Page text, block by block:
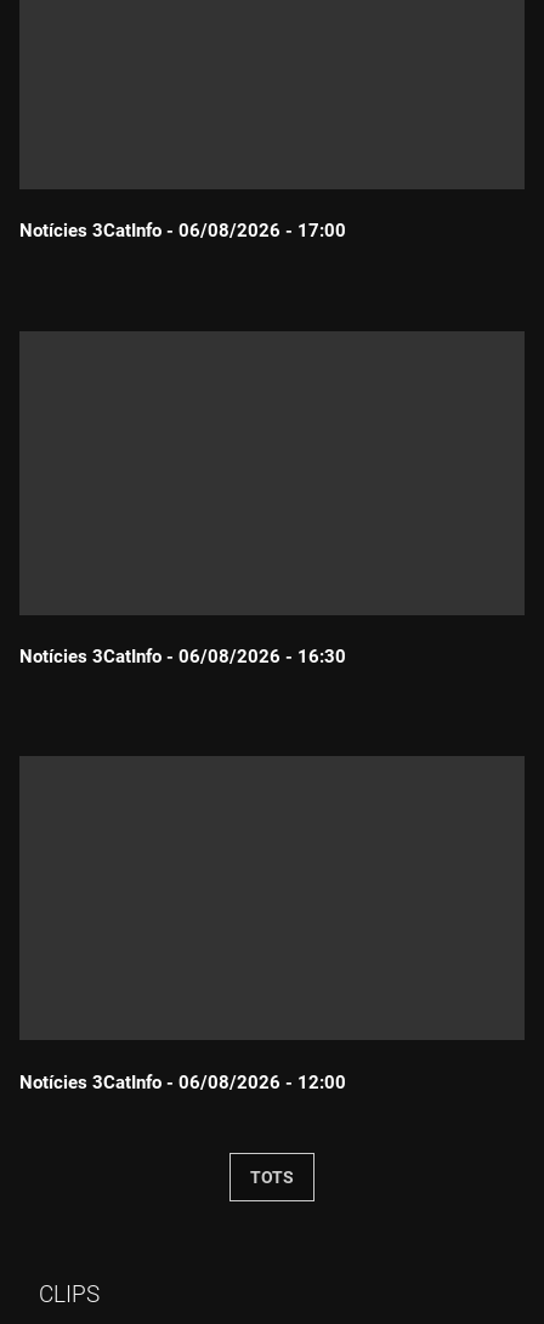
Notícies 3CatInfo - 06/08/2026 - 17:00
Notícies 3CatInfo - 06/08/2026 - 16:30
Notícies 3CatInfo - 06/08/2026 - 12:00
TOTS
CLIPS